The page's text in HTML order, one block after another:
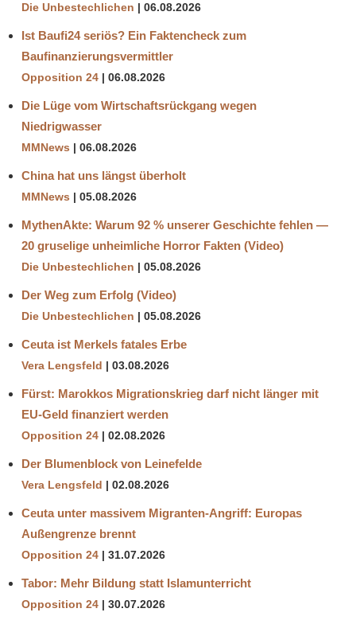
Die Unbestechlichen 06.08.2026
Ist Baufi24 seriös? Ein Faktencheck zum
Baufinanzierungsvermittler
Opposition 24 06.08.2026
Die Lüge vom Wirtschaftsrückgang wegen
Niedrigwasser
MMNews 06.08.2026
China hat uns längst überholt
MMNews 05.08.2026
MythenAkte: Warum 92 % unserer Geschichte fehlen —
20 gruselige unheimliche Horror Fakten (Video)
Die Unbestechlichen 05.08.2026
Der Weg zum Erfolg (Video)
Die Unbestechlichen 05.08.2026
Ceuta ist Merkels fatales Erbe
Vera Lengsfeld 03.08.2026
Fürst: Marokkos Migrationskrieg darf nicht länger mit
EU-Geld finanziert werden
Opposition 24 02.08.2026
Der Blumenblock von Leinefelde
Vera Lengsfeld 02.08.2026
Ceuta unter massivem Migranten-Angriff: Europas
Außengrenze brennt
Opposition 24 31.07.2026
Tabor: Mehr Bildung statt Islamunterricht
Opposition 24 30.07.2026